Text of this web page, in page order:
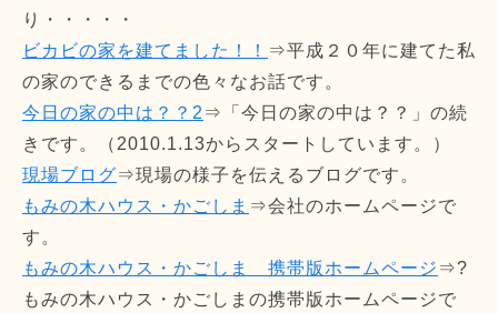
り・・・・・
ビカビの家を建てました！！ ⇒平成２０年に建てた私
の家のできるまでの色々なお話です。
今日の家の中は？？2 ⇒「今日の家の中は？？」の続
きです。（2010.1.13からスタートしています。）
現場ブログ⇒現場の様子を伝えるブログです。
もみの木ハウス・かごしま ⇒会社のホームページで
す。
もみの木ハウス・かごしま 携帯版ホームページ ⇒?
もみの木ハウス・かごしまの携帯版ホームページで